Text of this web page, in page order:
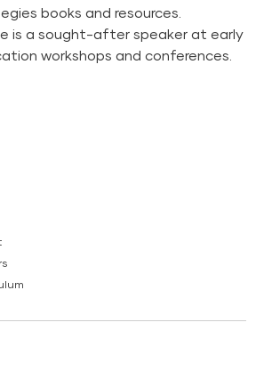
books and resources.
is a sought-after speaker at early
workshops and conferences.